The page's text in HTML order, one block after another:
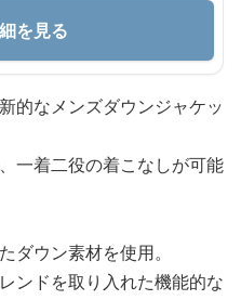
を見る
的なメンズダウンジャケッ
一着二役の着こなしが可能
ダウン素材を使用。
ンドを取り入れた機能的な